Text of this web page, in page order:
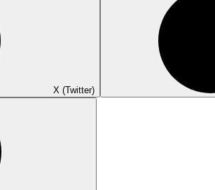
X (Twitter)